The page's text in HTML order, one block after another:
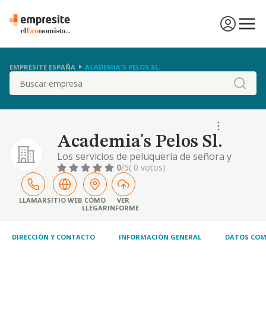
EMPRESITE ESPAÑA ACADEMIA'S PELOS SL.
Buscar
Academia's Pelos Sl.
Los servicios de peluquería de señora y
caballero, belleza y estética
0/5( 0 votos)
LLAMARSITIO WEB CÓMO
LLEGAR
VER
INFORME
DIRECCIÓN Y CONTACTO INFORMACIÓN GENERAL DATOS